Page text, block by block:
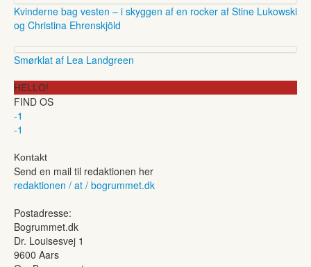
Kvinderne bag vesten – i skyggen af en rocker af Stine Lukowski
og Christina Ehrenskjöld
Smørklat af Lea Landgreen
HELLO!
FIND OS
-1
-1
Kontakt
Send en mail til redaktionen her
redaktionen / at / bogrummet.dk
Postadresse:
Bogrummet.dk
Dr. Louisesvej 1
9600 Aars